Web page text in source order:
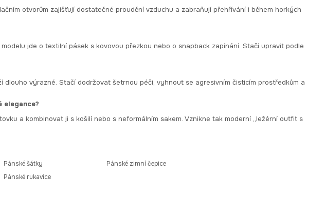
otvorům zajišťují dostatečné proudění vzduchu a zabraňují přehřívání i během horkých
jde o textilní pásek s kovovou přezkou nebo o snapback zapínání. Stačí upravit podle
výrazné. Stačí dodržovat šetrnou péči, vyhnout se agresivním čisticím prostředkům a
elegance?
a kombinovat ji s košilí nebo s neformálním sakem. Vznikne tak moderní „ležérní outfit s
Pánské šátky
Pánské rukavice
Pánské zimní čepice